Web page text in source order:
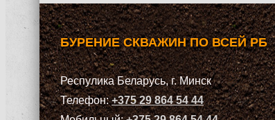
БУРЕНИЕ СКВАЖИН ПО ВСЕЙ РБ
Респулика Беларусь, г. Минск
Телефон:+375 29 864 54 44